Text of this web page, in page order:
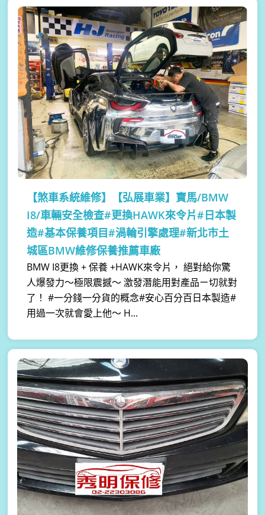
【煞車系統維修】
【弘展車業】寶馬/BMW
I8/車輛安全檢查#更換HAWK來令片#日本製
造#基本保養項目#渦輪引擎處理#新北市土
城區BMW維修保養推薦車廠
BMW I8更換 + 保養 +HAWK來令片， 絕對給你驚
人爆發力～極限震撼～ 激發潛能用對產品ㄧ切就對
了！ #一分錢一分貨的概念#安心百分百日本製造#
用過一次就會愛上他～ H...